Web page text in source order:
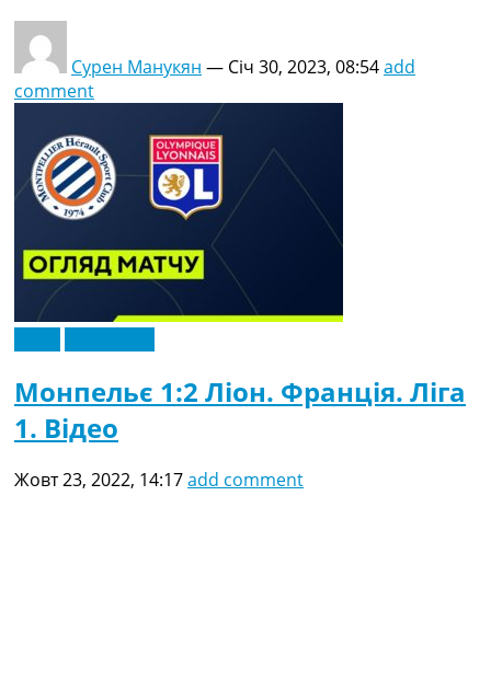
Сурен Манукян — Січ 30, 2023, 08:54add
comment
Монпельє 1:2 Ліон. Франція. Ліга
1. Відео
Жовт 23, 2022, 14:17add comment